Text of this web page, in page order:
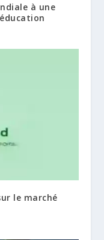
à une
le marché